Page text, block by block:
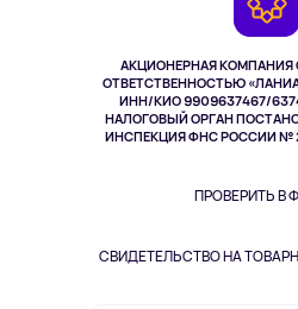
АКЦИОНЕРНАЯ КОМПАНИЯ
ОТВЕТСТВЕННОСТЬЮ
ИНН/КИО 9909637467/
НАЛОГОВЫЙ ОРГАН
ИНСПЕКЦИЯ ФНС РОССИИ №
ПРОВЕРИТЬ В
СВИДЕТЕЛЬСТВО НА
Здоровье питомцев
Одежда и аксессуары